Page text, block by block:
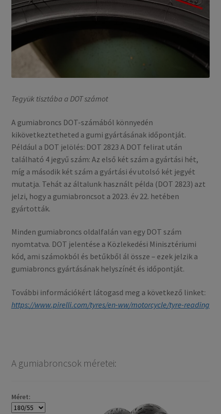
Tegyük tisztába a DOT számot
A gumiabroncs DOT-számából könnyedén
kikövetkeztetheted a gumi gyártásának időpontját.
Például a DOT jelölés: DOT 2823 A DOT felirat után
található 4 jegyű szám: Az első két szám a gyártási hét,
míg a második két szám a gyártási év utolsó két jegyét
mutatja. Tehát az általunk használt példa (DOT 2823) azt
jelzi, hogy a gumiabroncsot a 2023. év 22. hetében
gyártották.
Minden gumiabroncs oldalfalán van egy DOT szám
nyomtatva. DOT jelentése a Közlekedési Minisztériumi
kód, ami számokból és betűkből ál össze – ezek jelzik a
gumiabroncs gyártásának helyszínét és időpontját.
További információkért látogasd meg a következő linket:
https://www.pirelli.com/tyres/en-ww/motorcycle/tyre-reading
A gumiabroncsok méretei:
Méret: